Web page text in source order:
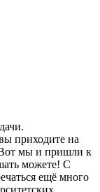
приходите на
Вот мы и пришли к
можете! С
ещё много